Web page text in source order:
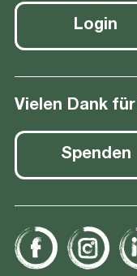
Login
Vielen Dank
Spenden